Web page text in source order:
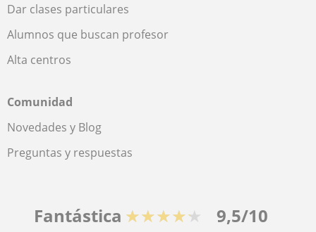
Dar clases particulares
Alumnos que buscan profesor
Alta centros
Comunidad
Novedades y Blog
Preguntas y respuestas
Fantástica ★★★★★ 9,5/10